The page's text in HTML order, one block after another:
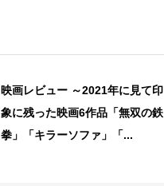
映画レビュー ～2021年に見て印
象に残った映画6作品「無双の鉄
拳」「キラーソファ」「...